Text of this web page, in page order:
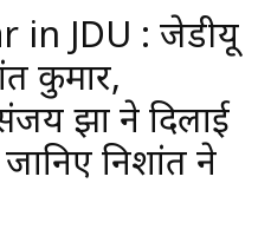
in JDU : जेडीयू
कुमार,
झा ने दिलाई
जानिए निशांत ने